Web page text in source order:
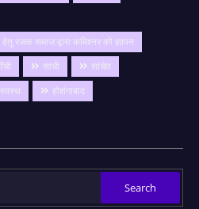
रजक समाज द्वारा कमिश्नर को ज्ञापन
सांची
सांचेत
स्वस्थ होशंगाबाद